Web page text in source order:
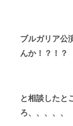
ブルガリア公
んか！？！？
と相談したと
ろ、、、、、